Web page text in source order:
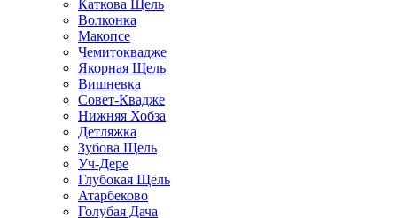
Каткова Щель
Волконка
Макопсе
Чемитоквадже
Якорная Щель
Вишневка
Совет-Квадже
Нижняя Хобза
Детляжка
Зубова Щель
Уч-Дере
Глубокая Щель
Атарбеково
Голубая Дача